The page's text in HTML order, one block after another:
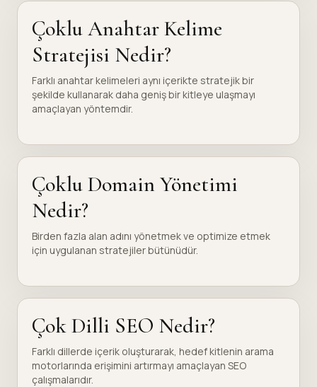
Çoklu Anahtar Kelime
Stratejisi Nedir?
Farklı anahtar kelimeleri aynı içerikte stratejik bir
şekilde kullanarak daha geniş bir kitleye ulaşmayı
amaçlayan yöntemdir.
Çoklu Domain Yönetimi
Nedir?
Birden fazla alan adını yönetmek ve optimize etmek
için uygulanan stratejiler bütünüdür.
Çok Dilli SEO Nedir?
Farklı dillerde içerik oluşturarak, hedef kitlenin arama
motorlarında erişimini artırmayı amaçlayan SEO
çalışmalarıdır.